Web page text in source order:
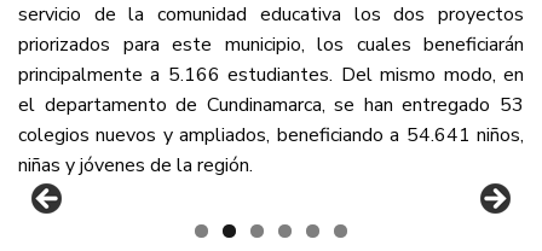
servicio de la comunidad educativa los dos proyectos
priorizados para este municipio, los cuales beneficiarán
principalmente a 5.166 estudiantes. Del mismo modo, en
el departamento de Cundinamarca, se han entregado 53
colegios nuevos y ampliados, beneficiando a 54.641 niños,
niñas y jóvenes de la región.